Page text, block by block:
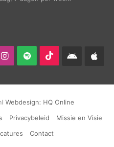
Instagram
Spotify TikTokAndroid
Webdesign: HQ Online
Privacybeleid
Missie en Visie
Contact